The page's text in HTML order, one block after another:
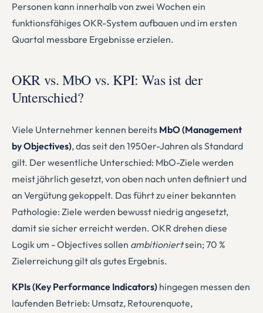
Personen kann innerhalb von zwei Wochen ein
funktionsfähiges OKR-System aufbauen und im ersten
Quartal messbare Ergebnisse erzielen.
OKR vs. MbO vs. KPI: Was ist der
Unterschied?
Viele Unternehmer kennen bereits MbO (Management
by Objectives), das seit den 1950er-Jahren als Standard
gilt. Der wesentliche Unterschied: MbO-Ziele werden
meist jährlich gesetzt, von oben nach unten definiert und
an Vergütung gekoppelt. Das führt zu einer bekannten
Pathologie: Ziele werden bewusst niedrig angesetzt,
damit sie sicher erreicht werden. OKR drehen diese
Logik um - Objectives sollen ambitioniertsein; 70 %
Zielerreichung gilt als gutes Ergebnis.
KPIs (Key Performance Indicators) hingegen messen den
laufenden Betrieb: Umsatz, Retourenquote,